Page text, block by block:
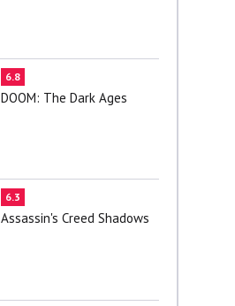
6.8
DOOM: The Dark Ages
6.3
Assassin's Creed Shadows